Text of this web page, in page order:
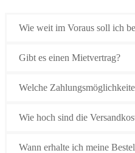
Wie weit im Voraus soll ich
Gibt es einen Mietvertrag?
Welche
Wie hoch sind die
Wann erhalte ich meine